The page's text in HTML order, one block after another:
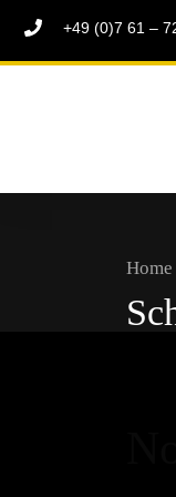
+49 (0)7 61 –
Home